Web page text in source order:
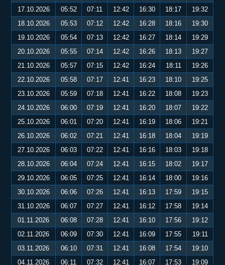
17.10.2026
05:52 07:11 12:42 16:30 18:17
19:32
18.10.2026
05:53 07:12 12:42 16:28 18:16
19:30
19.10.2026
05:54 07:13 12:42 16:27 18:14
19:29
20.10.2026
05:55 07:14 12:42 16:26 18:13
19:27
21.10.2026
05:57 07:15 12:42 16:24 18:11
19:26
22.10.2026
05:58 07:17 12:41 16:23 18:10
19:25
23.10.2026
05:59 07:18 12:41 16:22 18:08
19:23
24.10.2026
06:00 07:19 12:41 16:20 18:07
19:22
25.10.2026
06:01 07:20 12:41 16:19 18:06
19:21
26.10.2026
06:02 07:21 12:41 16:18 18:04
19:19
27.10.2026
06:03 07:22 12:41 16:16 18:03
19:18
28.10.2026
06:04 07:24 12:41 16:15 18:02
19:17
29.10.2026
06:05 07:25 12:41 16:14 18:00
19:16
30.10.2026
06:06 07:26 12:41 16:13 17:59
19:15
31.10.2026
06:07 07:27 12:41 16:12 17:58
19:14
01.11.2026
06:08 07:28 12:41 16:10 17:56
19:12
02.11.2026
06:09 07:30 12:41 16:09 17:55
19:11
03.11.2026
06:10 07:31 12:41 16:08 17:54
19:10
04.11.2026
06:11 07:32 12:41 16:07 17:53 19:09